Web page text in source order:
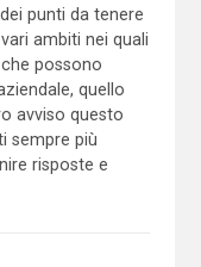
punti da tenere
ambiti nei quali
possono
quello
avviso questo
sempre più
risposte e